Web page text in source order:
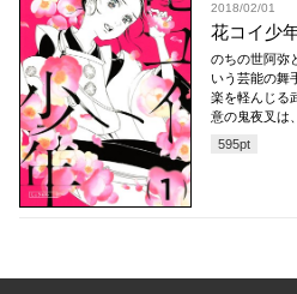
2018/02/01
花コイ少
のちの世阿弥
いう芸能の舞
楽を軽んじる
意の鬼夜叉は
595pt